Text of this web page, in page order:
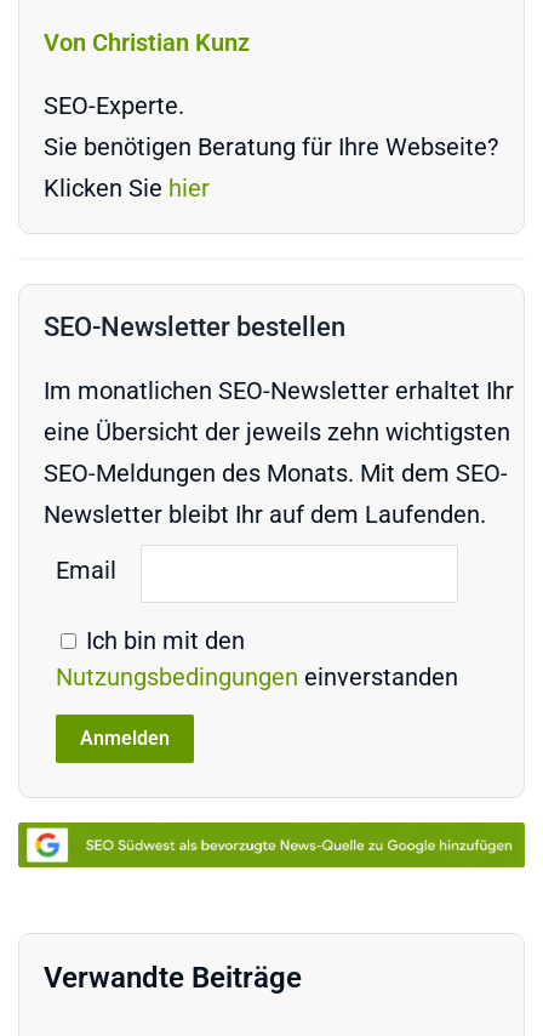
Von Christian Kunz
SEO-Experte.
Sie benötigen Beratung für Ihre Webseite?
Klicken Sie hier
SEO-Newsletter bestellen
Im monatlichen SEO-Newsletter erhaltet Ihr
eine Übersicht der jeweils zehn wichtigsten
SEO-Meldungen des Monats. Mit dem SEO-
Newsletter bleibt Ihr auf dem Laufenden.
Email
Ich bin mit den
Nutzungsbedingungen einverstanden
Verwandte Beiträge